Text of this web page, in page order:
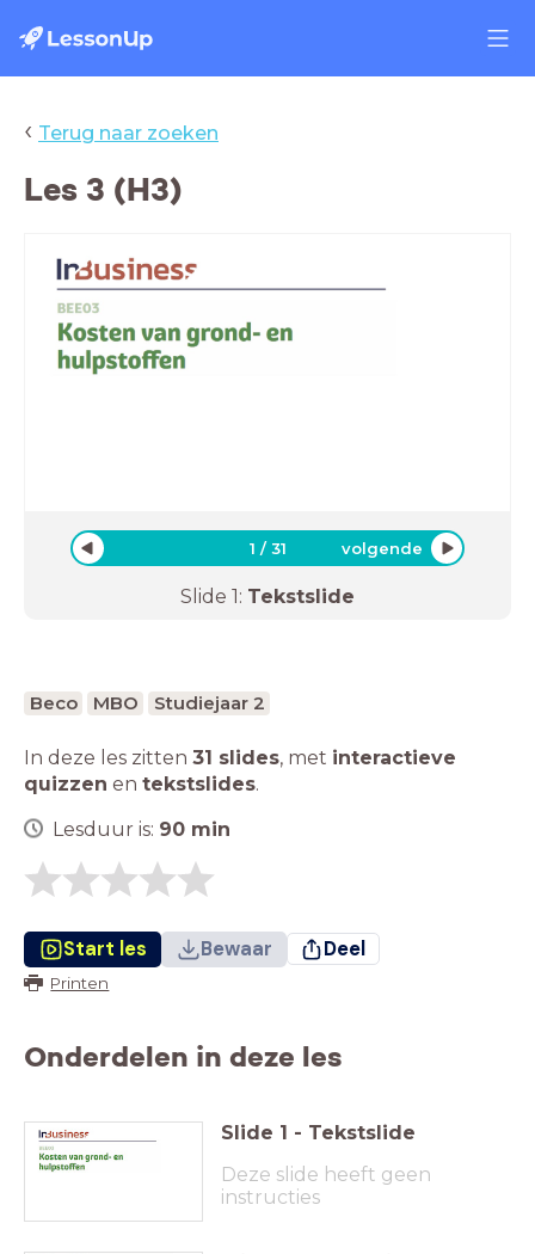
‹ Terug naar zoeken
Les 3 (H3)
1 /31 volgende
Slide 1: Tekstslide
Beco MBO Studiejaar 2
In deze les zitten 31 slides, met interactieve
quizzen en tekstslides.
Lesduur is: 90 min
Start les Bewaar Deel
Printen
Onderdelen in deze les
Slide 1 - Tekstslide
Deze slide heeft geen
instructies